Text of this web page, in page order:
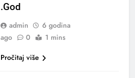
.God
admin
6 godina
ago
0
1 mins
Pročitaj više